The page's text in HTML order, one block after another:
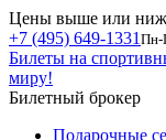
Цены выше или
+7 (495) 649-1331 Пн-
Билеты на
миру!
Билетный брокер
Подарочные